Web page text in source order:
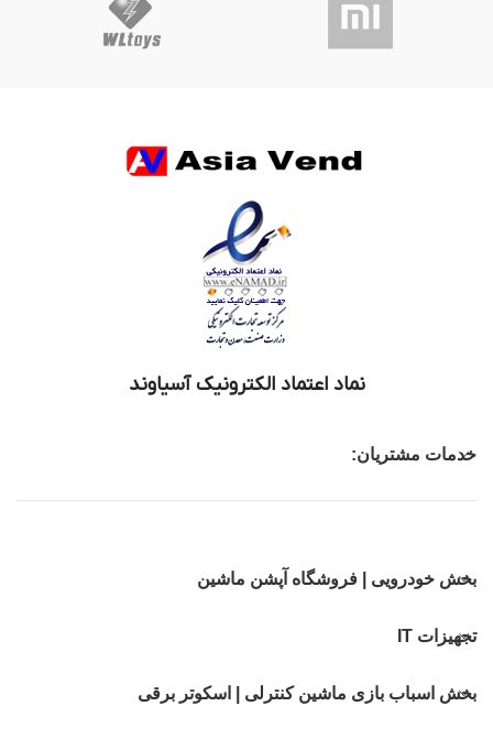
نماد اعتماد الکترونیک آسیاوند
خدمات مشتریان:
بخش خودرویی | فروشگاه آپشن ماشین
تجهیزات IT
بخش اسباب بازی ماشین کنترلی | اسکوتر برقی